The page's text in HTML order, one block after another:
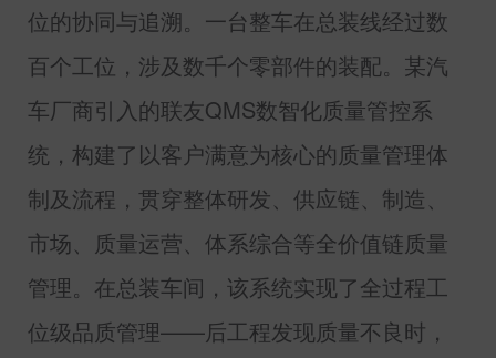
位的协同与追溯。一台整车在总装线经过数
百个工位，涉及数千个零部件的装配。某汽
车厂商引入的联友QMS数智化质量管控系
统，构建了以客户满意为核心的质量管理体
制及流程，贯穿整体研发、供应链、制造、
市场、质量运营、体系综合等全价值链质量
管理。在总装车间，该系统实现了全过程工
位级品质管理——后工程发现质量不良时，